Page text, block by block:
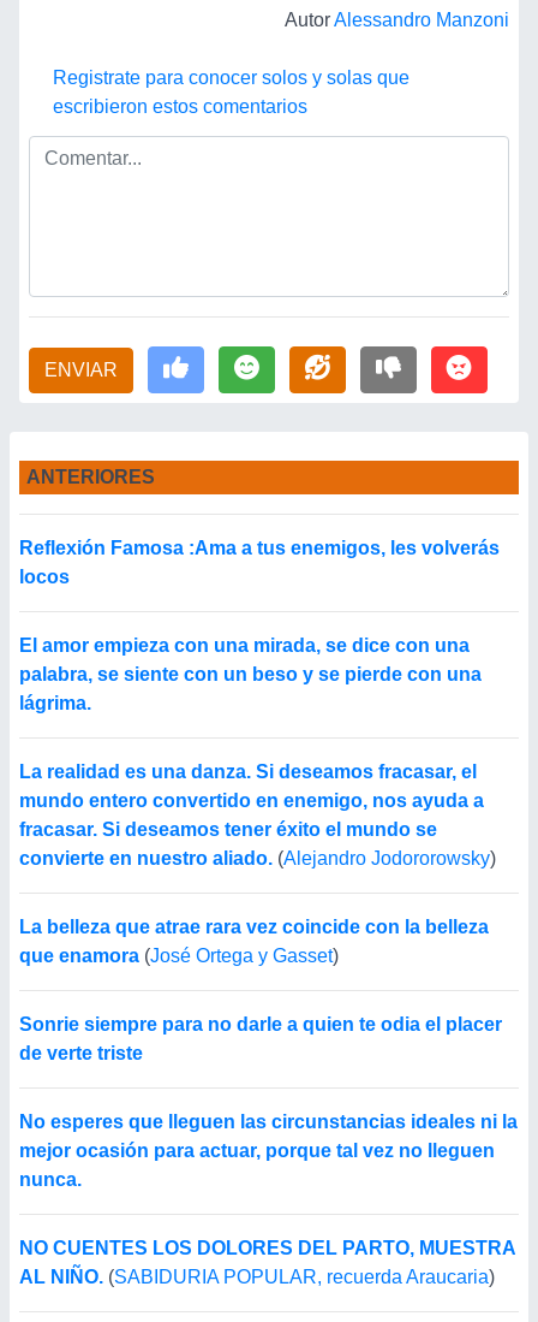
AutorAlessandro Manzoni
Registrate para conocer solos y solas que
escribieron estos comentarios
ENVIAR
ANTERIORES
Reflexión Famosa :Ama a tus enemigos, les volverás
locos
El amor empieza con una mirada, se dice con una
palabra, se siente con un beso y se pierde con una
lágrima.
La realidad es una danza. Si deseamos fracasar, el
mundo entero convertido en enemigo, nos ayuda a
fracasar. Si deseamos tener éxito el mundo se
convierte en nuestro aliado. (Alejandro Jodororowsky)
La belleza que atrae rara vez coincide con la belleza
que enamora (José Ortega y Gasset)
Sonrie siempre para no darle a quien te odia el placer
de verte triste
No esperes que lleguen las circunstancias ideales ni la
mejor ocasión para actuar, porque tal vez no lleguen
nunca.
NO CUENTES LOS DOLORES DEL PARTO, MUESTRA
AL NIÑO. (SABIDURIA POPULAR, recuerda Araucaria)